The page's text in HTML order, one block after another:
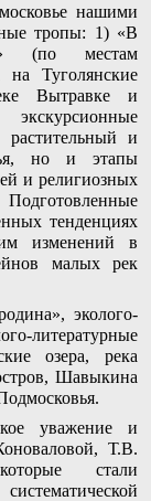
нашими
тропы: 1) «В
(по местам
Туголянские
Вытравке и
и
но и этапы
и религиозных
тенденциях
изменений в
малых рек
эколого-
литературные
озера, река
Шавыкина
уважение и
Т.В.
стали